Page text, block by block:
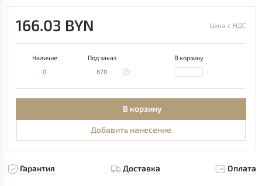
166.03 BYN Цена с НДС
Наличие Под заказ
В корзину
0
670
В корзину
Добавить нанесение
Гарантия Доставка Оплата